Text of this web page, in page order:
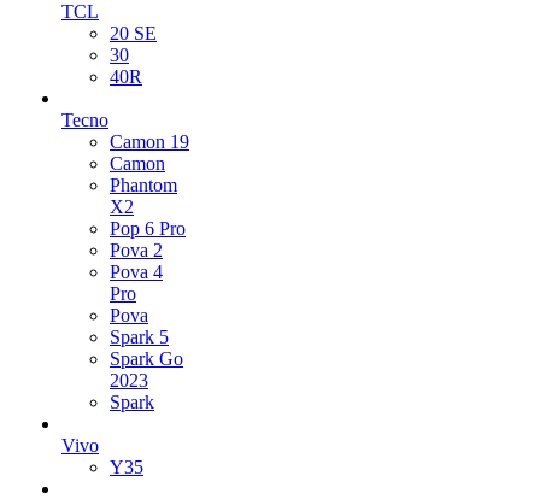
TCL
20 SE
30
40R
Tecno
Camon 19
Camon
Phantom
X2
Pop 6 Pro
Pova 2
Pova 4
Pro
Pova
Spark 5
Spark Go
2023
Spark
Vivo
Y35